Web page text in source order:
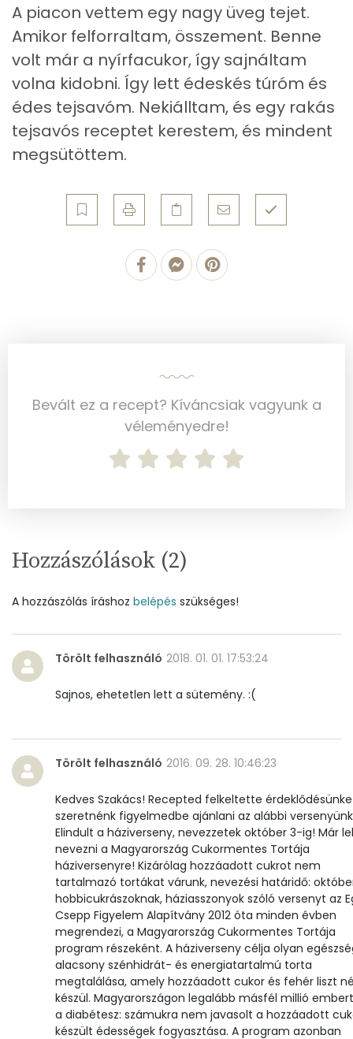
Fehérje
Összesen 5.5 g
Összesen
11.6 g
Egyszeresen telítetlen zsírsav:
Cink
1 mg
Réz
Mangán
Szénhidrát
Összesen
26.3 g
Cukor
3 mg
Élelmi rost
3 mg
Víz
Összesen 26.5 g
Vitaminok
Összesen
0
A piacon vettem egy nagy üveg tejet.
Amikor felforraltam, összement. Benne
volt már a nyírfacukor, így sajnáltam
volna kidobni. Így lett édeskés túróm és
édes tejsavóm. Nekiálltam, és egy rakás
tejsavós receptet kerestem, és mindent
megsütöttem.
Bevált ez a recept? Kíváncsiak vagyunk a
véleményedre!
Hozzászólások (2)
A hozzászólás íráshoz belépés szükséges!
Törölt felhasználó 2018. 01. 01. 17:53:24
Sajnos, ehetetlen lett a sütemény. :(
Törölt felhasználó 2016. 09. 28. 10:46:23
Kedves Szakács! Recepted felkeltette
szeretnénk figyelmedbe ajánlani az alábbi
Elindult a háziverseny, nevezzetek október 3-ig! Már
nevezni a Magyarország Cukormentes Tortája
háziversenyre! Kizárólag hozzáadott cukrot nem
tartalmazó tortákat várunk, nevezési határidő:
hobbicukrászoknak, háziasszonyok szóló versenyt az
Csepp Figyelem Alapítvány 2012 óta minden évben
megrendezi, a Magyarország Cukormentes Tortája
program részeként. A háziverseny célja olyan
alacsony szénhidrát- és energiatartalmú torta
megtalálása, amely hozzáadott cukor és fehér liszt
készül. Magyarországon legalább másfél millió
a diabétesz: számukra nem javasolt a hozzáadott
készült édességek fogyasztása. A program azonban